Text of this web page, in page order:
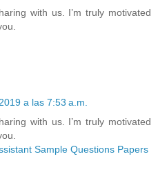
with us. I’m truly motivated
a las 7:53 a.m.
with us. I’m truly motivated
Sample Questions Papers